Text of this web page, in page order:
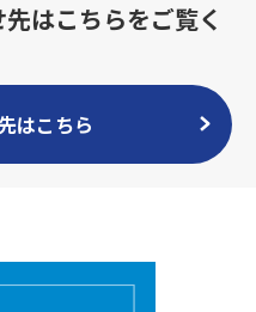
はこちらをご覧く
はこちら